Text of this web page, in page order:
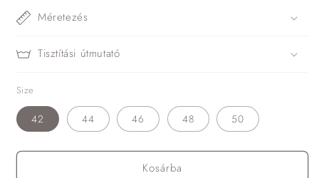
Méretezés
Tisztítási útmutató
Size
42 44 46 48 50
Kosárba